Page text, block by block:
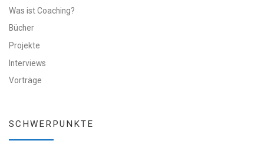
Was ist Coaching?
Bücher
Projekte
Interviews
Vorträge
SCHWERPUNKTE